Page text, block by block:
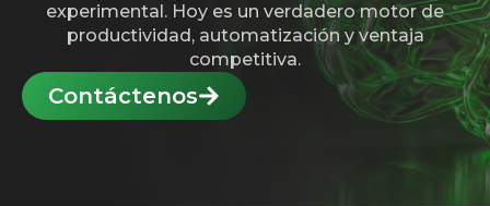
experimental. Hoy es un verdadero motor de
productividad, automatización y ventaja
competitiva.
Contáctenos